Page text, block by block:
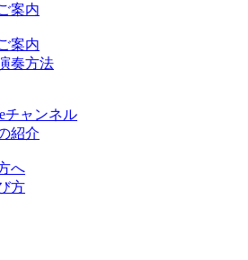
案内
案内
奏方法
チャンネル
紹介
へ
方